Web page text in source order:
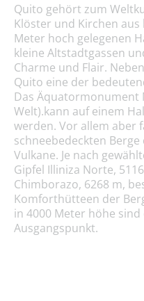
Quito gehört zum
Klöster und Kirchen
Meter hoch gelegenen
kleine Altstadtgassen
Charme und Flair.
Quito eine der
Das Äquatormonument
Welt).kann auf einem
werden. Vor allem aber
schneebedeckten
Vulkane. Je nach
Gipfel Illiniza Norte,
Chimborazo, 6268 m,
Komforthütteen der
in 4000 Meter höhe
Ausgangspunkt.